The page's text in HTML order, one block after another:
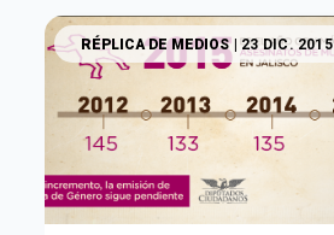
RÉPLICA DE MEDIOS| 23 DIC. 2015